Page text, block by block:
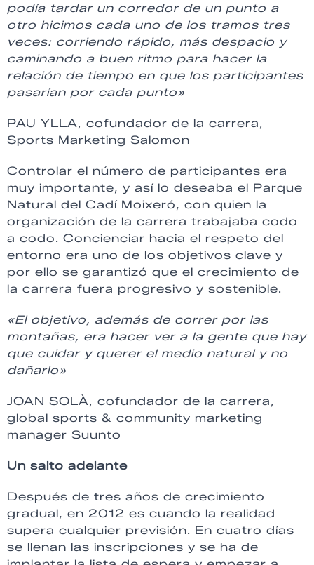
podía tardar un corredor de un punto a
otro hicimos cada uno de los tramos tres
veces: corriendo rápido, más despacio y
caminando a buen ritmo para hacer la
relación de tiempo en que los participantes
pasarían por cada punto»
PAU YLLA, cofundador de la carrera,
Sports Marketing Salomon
Controlar el número de participantes era
muy importante, y así lo deseaba el Parque
Natural del Cadí Moixeró, con quien la
organización de la carrera trabajaba codo
a codo. Concienciar hacia el respeto del
entorno era uno de los objetivos clave y
por ello se garantizó que el crecimiento de
la carrera fuera progresivo y sostenible.
«El objetivo, además de correr por las
montañas, era hacer ver a la gente que hay
que cuidar y querer el medio natural y no
dañarlo»
JOAN SOLÀ, cofundador de la carrera,
global sports & community marketing
manager Suunto
Un salto adelante
Después de tres años de crecimiento
gradual, en 2012 es cuando la realidad
supera cualquier previsión. En cuatro días
se llenan las inscripciones y se ha de